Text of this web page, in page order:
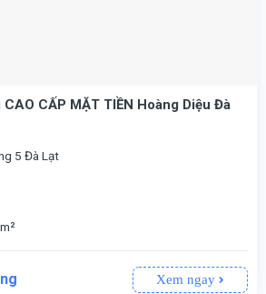
CẤP MẶT TIỀN Hoàng Diệu Đà
5 Đà Lạt
Xem ngay